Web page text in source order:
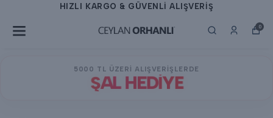
HIZLI KARGO & GÜVENLİ ALIŞVERİŞ
0
5000 TL ÜZERİ ALIŞVERİŞLERDE
ŞAL HEDİYE